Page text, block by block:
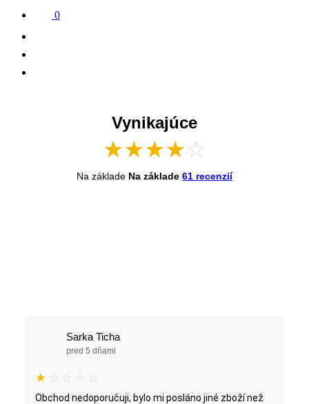
0
Vynikajúce
★★★★☆
Na základe Na základe 61 recenzií
Sarka Ticha
pred 5 dňami
★ ☆ ☆ ☆ ☆
Obchod nedoporučuji, bylo mi posláno jiné zboží než